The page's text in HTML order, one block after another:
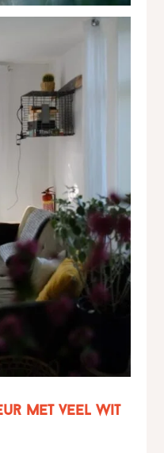
met veel wit